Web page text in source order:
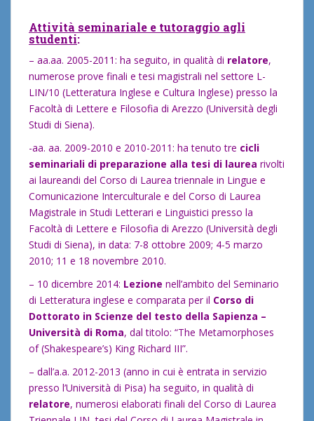
Attività seminariale e tutoraggio agli
studenti:
– aa.aa. 2005-2011: ha seguito, in qualità di relatore,
numerose prove finali e tesi magistrali nel settore L-
LIN/10 (Letteratura Inglese e Cultura Inglese) presso la
Facoltà di Lettere e Filosofia di Arezzo (Università degli
Studi di Siena).
-aa. aa. 2009-2010 e 2010-2011: ha tenuto tre cicli
seminariali di preparazione alla tesi di laurea rivolti
ai laureandi del Corso di Laurea triennale in Lingue e
Comunicazione Interculturale e del Corso di Laurea
Magistrale in Studi Letterari e Linguistici presso la
Facoltà di Lettere e Filosofia di Arezzo (Università degli
Studi di Siena), in data: 7-8 ottobre 2009; 4-5 marzo
2010; 11 e 18 novembre 2010.
– 10 dicembre 2014: Lezione nell’ambito del Seminario
di Letteratura inglese e comparata per il Corso di
Dottorato in Scienze del testo della Sapienza –
Università di Roma, dal titolo: “The Metamorphoses
of (Shakespeare’s) King Richard III”.
– dall’a.a. 2012-2013 (anno in cui è entrata in servizio
presso l’Università di Pisa) ha seguito, in qualità di
relatore, numerosi elaborati finali del Corso di Laurea